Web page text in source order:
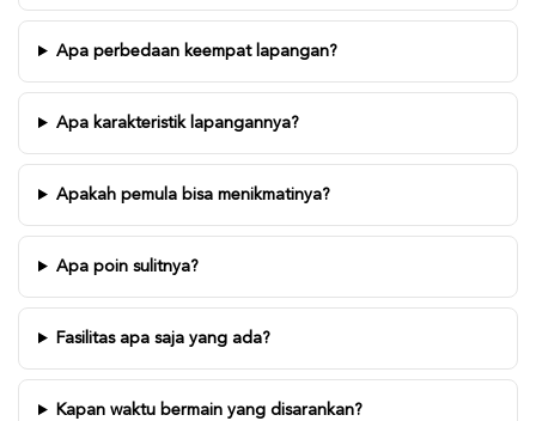
Apa perbedaan keempat lapangan?
Apa karakteristik lapangannya?
Apakah pemula bisa menikmatinya?
Apa poin sulitnya?
Fasilitas apa saja yang ada?
Kapan waktu bermain yang disarankan?